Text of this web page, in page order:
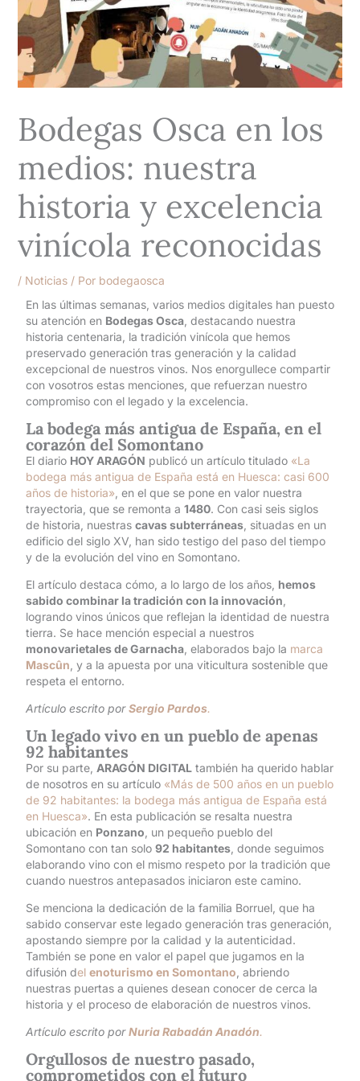
Bodegas Osca en los
medios: nuestra
historia y excelencia
vinícola reconocidas
/ Noticias/ Por bodegaosca
En las últimas semanas, varios medios digitales han puesto
su atención en Bodegas Osca, destacando nuestra
historia centenaria, la tradición vinícola que hemos
preservado generación tras generación y la calidad
excepcional de nuestros vinos. Nos enorgullece compartir
con vosotros estas menciones, que refuerzan nuestro
compromiso con el legado y la excelencia.
La bodega más antigua de España, en el
corazón del Somontano
El diario HOY ARAGÓN publicó un artículo titulado «La
bodega más antigua de España está en Huesca: casi 600
años de historia», en el que se pone en valor nuestra
trayectoria, que se remonta a 1480. Con casi seis siglos
de historia, nuestras cavas subterráneas, situadas en un
edificio del siglo XV, han sido testigo del paso del tiempo
y de la evolución del vino en Somontano.
El artículo destaca cómo, a lo largo de los años, hemos
sabido combinar la tradición con la innovación
logrando vinos únicos que reflejan la identidad de nuestra
tierra. Se hace mención especial a nuestros
monovarietales de Garnacha, elaborados bajo la marca
Mascûn , y a la apuesta por una viticultura sostenible que
respeta el entorno.
Artículo escrito porSergio Pardos.
Un legado vivo en un pueblo de apenas
92 habitantes
Por su parte, ARAGÓN DIGITALtambién ha querido hablar
de nosotros en su artículo «Más de 500 años en un pueblo
de 92 habitantes: la bodega más antigua de España está
en Huesca». En esta publicación se resalta nuestra
ubicación en Ponzano , un pequeño pueblo del
Somontano con tan solo 92 habitantes, donde seguimos
elaborando vino con el mismo respeto por la tradición que
cuando nuestros antepasados iniciaron este camino.
Se menciona la dedicación de la familia Borruel, que ha
sabido conservar este legado generación tras generación,
apostando siempre por la calidad y la autenticidad.
También se pone en valor el papel que jugamos en la
difusión del enoturismo en Somontano , abriendo
nuestras puertas a quienes desean conocer de cerca la
historia y el proceso de elaboración de nuestros vinos.
Artículo escrito porNuria Rabadán Anadón.
Orgullosos de nuestro pasado,
comprometidos con el futuro